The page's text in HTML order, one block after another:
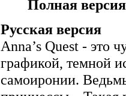
Полная
Русская версия
Anna’s Quest - это
графикой, темной
самоиронии.